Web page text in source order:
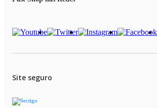
Site seguro